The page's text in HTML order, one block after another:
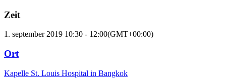
Zeit
1. september 2019 10:30 - 12:00(GMT+00:00)
Ort
Kapelle St. Louis Hospital in Bangkok